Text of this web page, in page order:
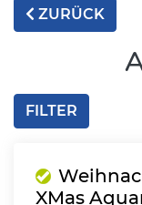
ZURÜCK
FILTER
XMas